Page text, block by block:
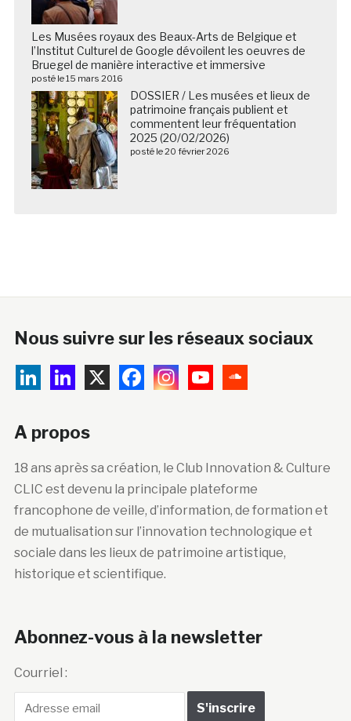
Les Musées royaux des Beaux-Arts de Belgique et
l’Institut Culturel de Google dévoilent les oeuvres de
Bruegel de manière interactive et immersive
posté le 15 mars 2016
DOSSIER / Les musées et lieux de
patrimoine français publient et
commentent leur fréquentation
2025 (20/02/2026)
posté le 20 février 2026
Nous suivre sur les réseaux sociaux
A propos
18 ans après sa création, le Club Innovation & Culture
CLIC est devenu la principale plateforme
francophone de veille, d’information, de formation et
de mutualisation sur l’innovation technologique et
sociale dans les lieux de patrimoine artistique,
historique et scientifique.
Abonnez-vous à la newsletter
Courriel :